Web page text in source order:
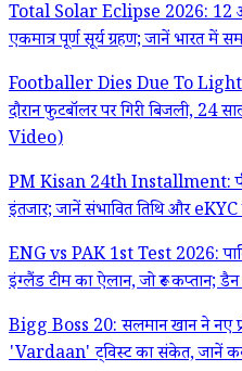
Total Solar Eclipse 2026: 12
एकमात्र पूर्ण सूर्य ग्रहण; जानें भारत में
Footballer Dies Due To
दौरान फुटबॉलर पर गिरी बिजली, 24
Video)
PM Kisan 24th Installment:
इंतजार; जानें संभावित तिथि और eKYC
ENG vs PAK 1st Test 2026:
इंग्लैंड टीम का ऐलान, जो रूट कप्तान;
Bigg Boss 20: सलमान खान ने नए
'Vardaan' ट्विस्ट का संकेत, जानें कब